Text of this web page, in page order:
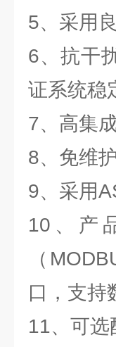
5、采用
6、抗干
证系统稳
7、高集
8、免维
9、采用
10、产
（
口，支
11、可